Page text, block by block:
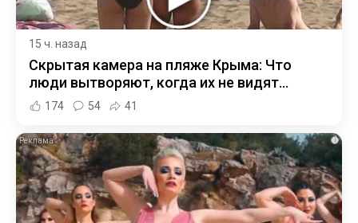
15 ч. назад
Скрытая камера на пляже Крыма: Что
люди вытворяют, когда их не видят...
174 54 41
i